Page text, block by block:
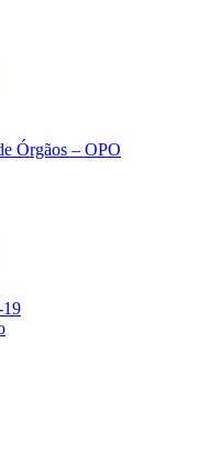
Órgãos – OPO